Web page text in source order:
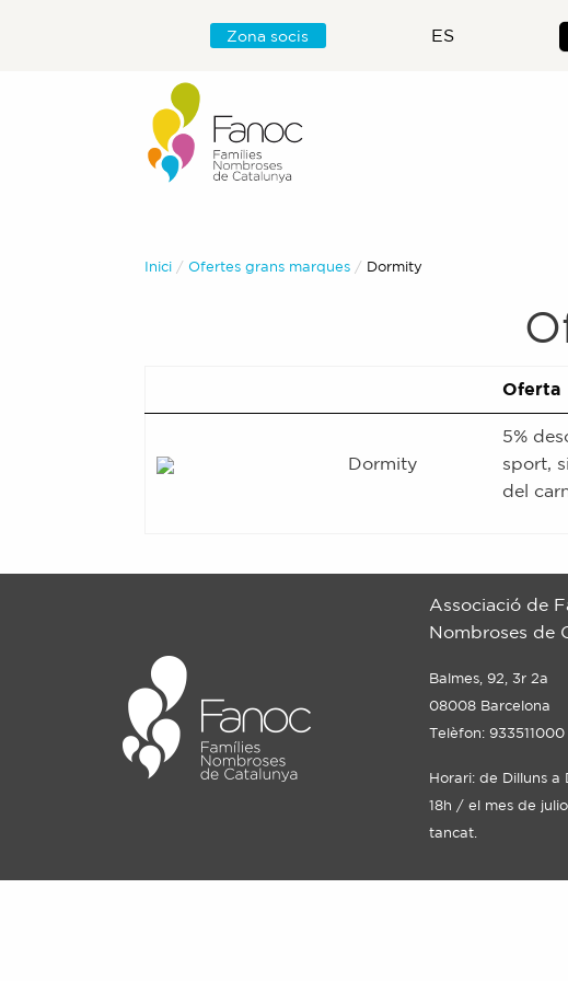
Zona socis ES
Inici Ofertes grans marques Actual:
Dormity
Oferta
Dormity
5%
sport,
del
Associació de
Nombroses de
Balmes, 92, 3r 2a
08008 Barcelona
Telèfon: 933511000
Horari: de Dilluns a
18h / el mes de
tancat.